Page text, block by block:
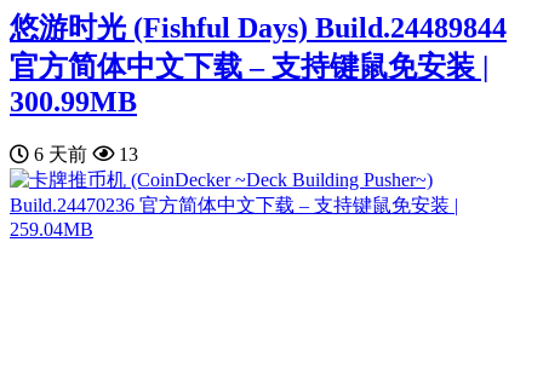
悠游时光 (Fishful Days) Build.24489844
官方简体中文下载 – 支持键鼠免安装 |
300.99MB
6 天前 13